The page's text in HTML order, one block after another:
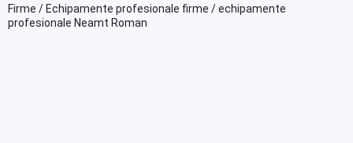
Firme / Echipamente profesionale firme / echipamente
profesionale Neamt Roman